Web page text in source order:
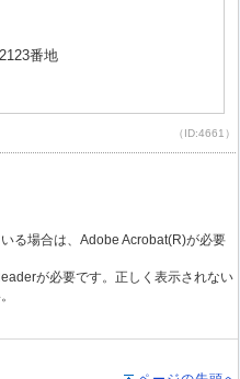
番地
（ID:4661）
る場合は、Adobe Acrobat(R)が必要
が必要です。正しく表示されない